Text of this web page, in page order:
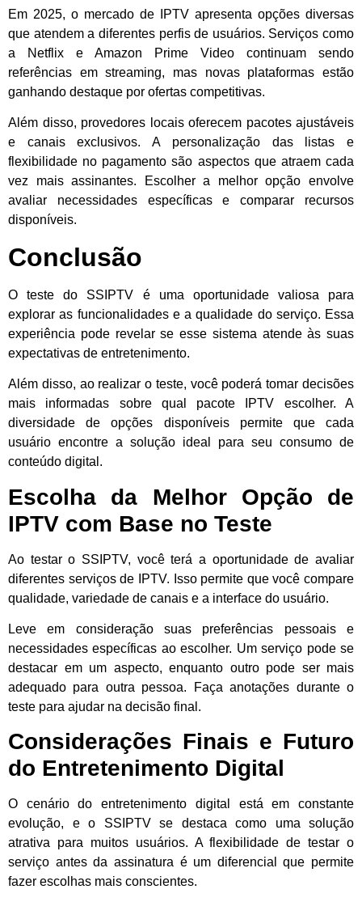
Em 2025, o mercado de IPTV apresenta opções diversas
que atendem a diferentes perfis de usuários. Serviços como
a Netflix e Amazon Prime Video continuam sendo
referências em streaming, mas novas plataformas estão
ganhando destaque por ofertas competitivas.
Além disso, provedores locais oferecem pacotes ajustáveis
e canais exclusivos. A personalização das listas e
flexibilidade no pagamento são aspectos que atraem cada
vez mais assinantes. Escolher a melhor opção envolve
avaliar necessidades específicas e comparar recursos
disponíveis.
Conclusão
O teste do SSIPTV é uma oportunidade valiosa para
explorar as funcionalidades e a qualidade do serviço. Essa
experiência pode revelar se esse sistema atende às suas
expectativas de entretenimento.
Além disso, ao realizar o teste, você poderá tomar decisões
mais informadas sobre qual pacote IPTV escolher. A
diversidade de opções disponíveis permite que cada
usuário encontre a solução ideal para seu consumo de
conteúdo digital.
Escolha da Melhor Opção de
IPTV com Base no Teste
Ao testar o SSIPTV, você terá a oportunidade de avaliar
diferentes serviços de IPTV. Isso permite que você compare
qualidade, variedade de canais e a interface do usuário.
Leve em consideração suas preferências pessoais e
necessidades específicas ao escolher. Um serviço pode se
destacar em um aspecto, enquanto outro pode ser mais
adequado para outra pessoa. Faça anotações durante o
teste para ajudar na decisão final.
Considerações Finais e Futuro
do Entretenimento Digital
O cenário do entretenimento digital está em constante
evolução, e o SSIPTV se destaca como uma solução
atrativa para muitos usuários. A flexibilidade de testar o
serviço antes da assinatura é um diferencial que permite
fazer escolhas mais conscientes.